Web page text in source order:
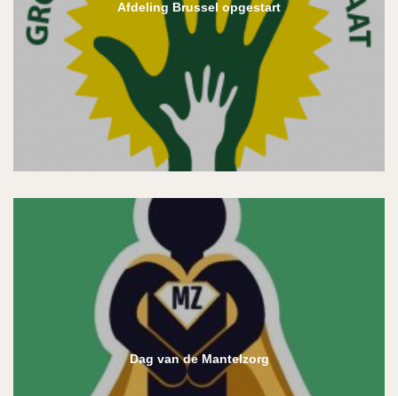
Afdeling Brussel opgestart
Dag van de Mantelzorg